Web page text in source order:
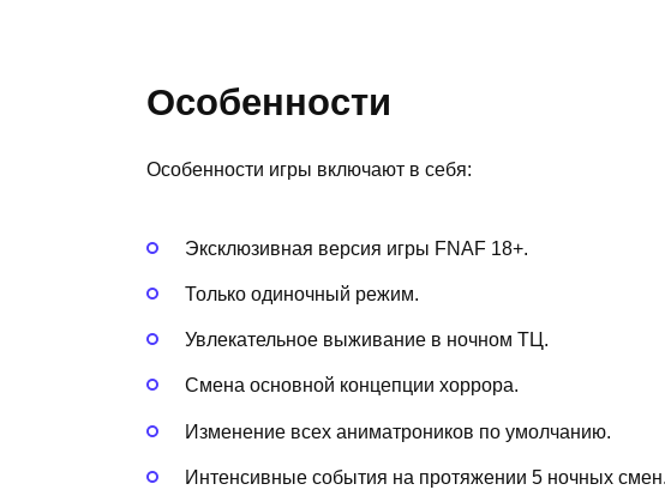
Особенности
Особенности игры включают в себя:
Эксклюзивная версия игры FNAF 18+.
Только одиночный режим.
Увлекательное выживание в ночном ТЦ.
Смена основной концепции хоррора.
Изменение всех аниматроников по умолчанию.
Интенсивные события на протяжении 5 ночных смен.